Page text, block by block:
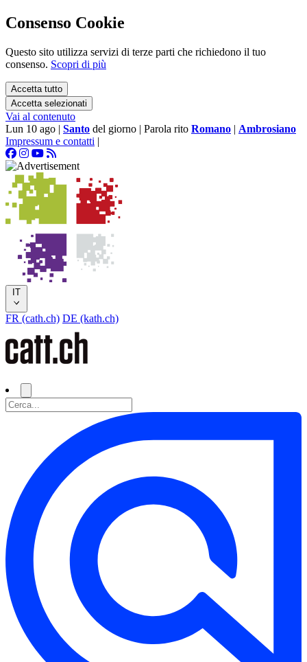
Consenso Cookie
Questo sito utilizza servizi di terze parti che richiedono il tuo
consenso. Scopri di più
Accetta tutto
Accetta selezionati
Vai al contenuto
Lun 10 ago | Santo del giorno | Parola rito Romano | Ambrosiano
Impressum e contatti |
IT
FR (cath.ch) DE (kath.ch)